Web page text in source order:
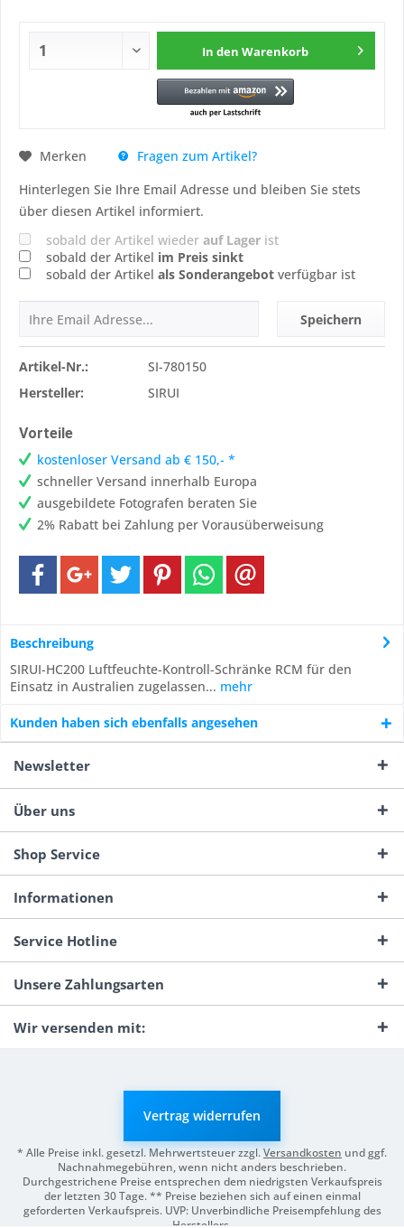
In den Warenkorb
Merken
Fragen zum Artikel?
Hinterlegen Sie Ihre Email Adresse und bleiben Sie stets
über diesen Artikel informiert.
sobald der Artikel wieder auf Lager ist
sobald der Artikel im Preis sinkt
sobald der Artikel als Sonderangebot verfügbar ist
Speichern
Artikel-Nr.:
SI-780150
Hersteller:
SIRUI
Vorteile
kostenloser Versand ab € 150,- *
schneller Versand innerhalb Europa
ausgebildete Fotografen beraten Sie
2% Rabatt bei Zahlung per Vorausüberweisung
Beschreibung
SIRUI-HC200 Luftfeuchte-Kontroll-Schränke RCM für den
Einsatz in Australien zugelassen... mehr
Kunden haben sich ebenfalls angesehen
Newsletter
Über uns
Shop Service
Informationen
Service Hotline
Unsere Zahlungsarten
Wir versenden mit:
Vertrag widerrufen
* Alle Preise inkl. gesetzl. Mehrwertsteuer zzgl.Versandkosten und ggf.
Nachnahmegebühren, wenn nicht anders beschrieben.
Durchgestrichene Preise entsprechen dem niedrigsten Verkaufspreis
der letzten 30 Tage. ** Preise beziehen sich auf einen einmal
geforderten Verkaufspreis. UVP: Unverbindliche Preisempfehlung des
Herstellers.